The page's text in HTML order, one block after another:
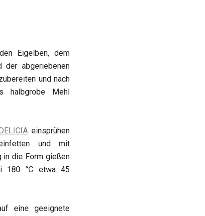
Eigelben, dem
der abgeriebenen
und nach
halbgrobe Mehl
einsprühen
und mit
in die Form gießen
180 °C etwa 45
eine geeignete